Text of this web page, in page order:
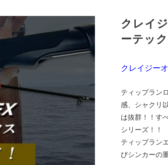
クレイ
ーテッ
クレイジー
ティップラン
感、シャクリ
は抜群！！す
シリーズ！！
ティップラン
びシンカーの